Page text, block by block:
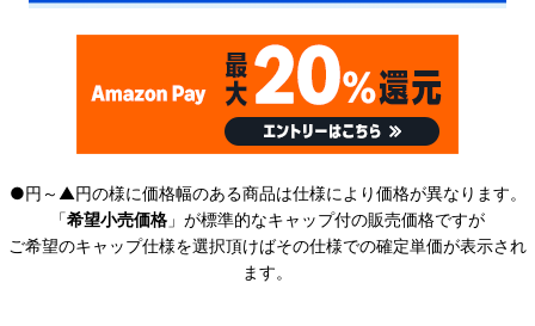
●円～▲円の様に価格幅のある商品は仕様により価格が異なります。
「希望小売価格 」が標準的なキャップ付の販売価格ですが
ご希望のキャップ仕様を選択頂けばその仕様での確定単価が表示され
ます。